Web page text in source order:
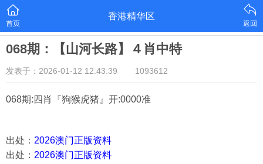
首页
香港精华区
返回
068期：【山河长路】４肖中特
发表于：2026-01-12 12:43:39 1093612
068期:四肖『狗猴虎猪 』开:0000准
出处： 2026澳门正版资料
出处： 2026澳门正版资料